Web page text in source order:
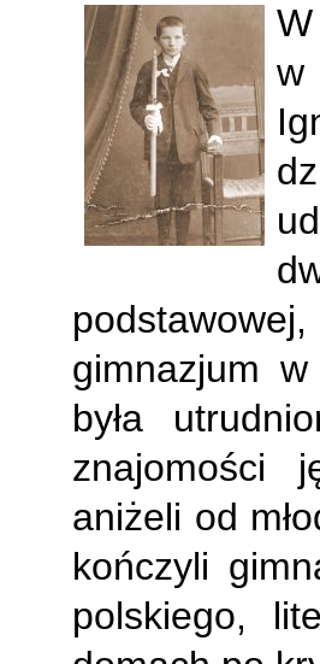
w
gimnazjum w
była
znajomości
aniżeli od
kończyli
polskiego,